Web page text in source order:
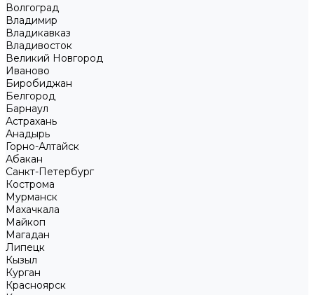
Волгоград
Владимир
Владикавказ
Владивосток
Великий Новгород
Иваново
Биробиджан
Белгород
Барнаул
Астрахань
Анадырь
Горно-Алтайск
Абакан
Санкт-Петербург
Кострома
Мурманск
Махачкала
Майкоп
Магадан
Липецк
Кызыл
Курган
Красноярск